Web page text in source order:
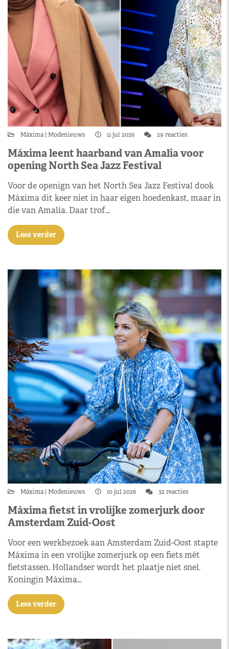
Máxima Modenieuws 11 jul 2026 29 reacties
Máxima leent haarband van Amalia voor
opening North Sea Jazz Festival
Voor de openign van het North Sea Jazz Festival dook
Máxima dit keer niet in haar eigen hoedenkast, maar in
die van Amalia. Daar trof…
Lees verder
Máxima Modenieuws 10 jul 2026 32 reacties
Máxima fietst in vrolijke zomerjurk door
Amsterdam Zuid-Oost
Voor een werkbezoek aan Amsterdam Zuid-Oost stapte
Máxima in een vrolijke zomerjurk op een fiets mét
fietstassen. Hollandser wordt het plaatje niet snel.
Koningin Máxima…
Lees verder